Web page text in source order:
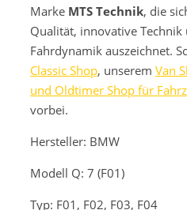
Marke MTS Technik, die
Qualität, innovative Technik
Fahrdynamik auszeichnet.
Classic Shop, unserem Van
und Oldtimer Shop für
vorbei.
Hersteller: BMW
Modell Q: 7 (F01)
Typ: F01, F02, F03, F04